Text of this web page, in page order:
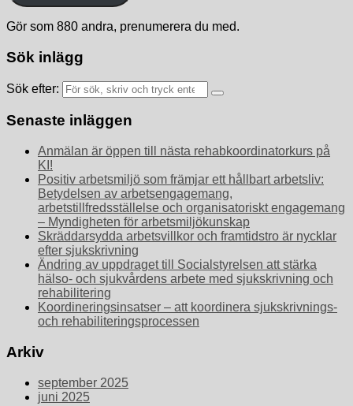
Gör som 880 andra, prenumerera du med.
Sök inlägg
Sök efter:
Senaste inläggen
Anmälan är öppen till nästa rehabkoordinatorkurs på
KI!
Positiv arbetsmiljö som främjar ett hållbart arbetsliv:
Betydelsen av arbetsengagemang,
arbetstillfredsställelse och organisatoriskt engagemang
– Myndigheten för arbetsmiljökunskap
Skräddarsydda arbetsvillkor och framtidstro är nycklar
efter sjukskrivning
Ändring av uppdraget till Socialstyrelsen att stärka
hälso- och sjukvårdens arbete med sjukskrivning och
rehabilitering
Koordineringsinsatser – att koordinera sjukskrivnings-
och rehabiliteringsprocessen
Arkiv
september 2025
juni 2025